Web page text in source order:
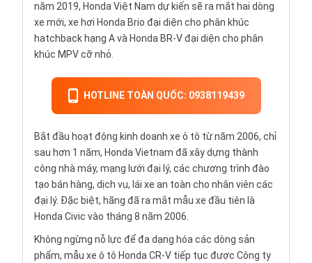
năm 2019, Honda Việt Nam dự kiến sẽ ra mắt hai dòng
xe mới, xe hơi Honda Brio đại diện cho phân khúc
hatchback hạng A và Honda BR-V đại diện cho phân
khúc MPVcỡ nhỏ.
HOTLINE TOÀN QUỐC: 0938119439
Bắt đầu hoạt động kinh doanh xe ô tô từ năm 2006, chỉ
sau hơn 1 năm, Honda Vietnam đã xây dựng thành
công nhà máy, mạng lưới đại lý, các chương trình đào
tạo bán hàng, dịch vụ, lái xe an toàn cho nhân viên các
đại lý. Đặc biệt, hãng đã ra mắt mẫu xe đầu tiên là
Honda Civic vào tháng 8 năm 2006.
Không ngừng nỗ lực để đa dạng hóa các dòng sản
phẩm, mẫu xe ô tô Honda CR-V tiếp tục được Công ty